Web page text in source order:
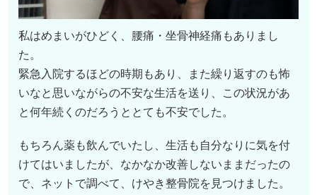
私はめまいがひどく、腰痛・坐骨神経痛もありまし
た。
緊急入院するほどの時期もあり、また繰り返すのも怖
いなと思いながらの不安な生活を送り、この状況があ
と何年続くのだろうととても不安でした。
もちろん薬も飲んでいたし、生活も自分なりに気を付
けてはいましたが、なかなか改善しないままだったの
で、ネットで調べて、けやき整骨院を見つけました。